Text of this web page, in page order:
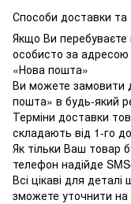
Способи доставки та
Якщо Ви
особисто за адресою
«Нова пошта»
Ви можете замовити
пошта» в будь-який
Терміни доставки
складають від 1-го
Як тільки Ваш товар
телефон надійде
Всі цікаві для
зможете уточнити на